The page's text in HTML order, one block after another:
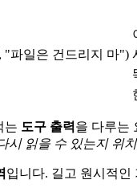
파일은 건드리지 마")
는 도구 출력을 다루는
시 읽을 수 있는지 위
입니다. 길고 원시적인